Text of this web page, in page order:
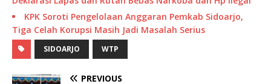
KPK Soroti Pengelolaan Anggaran Pemkab Sidoarjo,
Tiga Celah Korupsi Masih Jadi Masalah Serius
SIDOARJO WTP
PREVIOUS